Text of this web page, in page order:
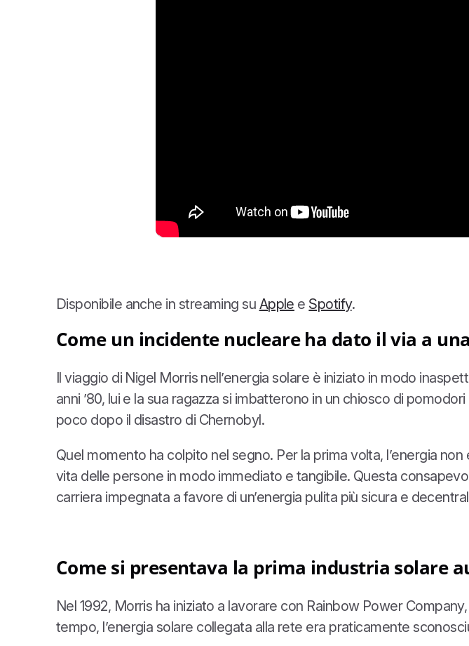
Disponibile anche in streaming su Apple e Spotify.
Come un incidente nucleare ha dato il via a
Il viaggio di Nigel Morris nell’energia solare è iniziato in modo
anni ’80, lui e la sua ragazza si imbatterono in un chiosco di
poco dopo il disastro di Chernobyl.
Quel momento ha colpito nel segno. Per la prima volta, l’energia
vita delle persone in modo immediato e tangibile. Questa
carriera impegnata a favore di un’energia pulita più sicura e
Come si presentava la prima industria solare
Nel 1992, Morris ha iniziato a lavorare con Rainbow Power
tempo, l’energia solare collegata alla rete era praticamente